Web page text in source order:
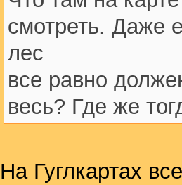
смотреть. Даже
лес
все равно
весь? Где же
На Гуглкартах